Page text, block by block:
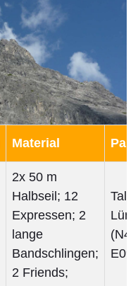
Material
2x 50 m
Halbseil; 12
Expressen; 2
lange
Bandschlingen;
2 Friends;